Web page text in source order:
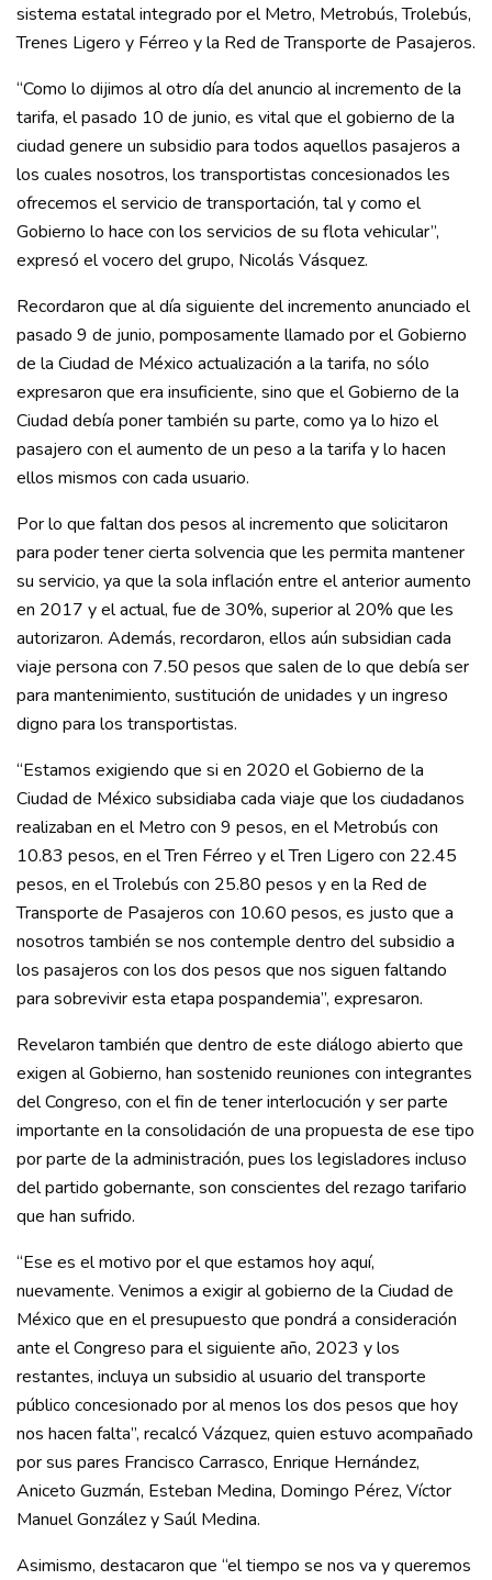
sistema estatal integrado por el Metro, Metrobús, Trolebús,
Trenes Ligero y Férreo y la Red de Transporte de Pasajeros.
“Como lo dijimos al otro día del anuncio al incremento de la
tarifa, el pasado 10 de junio, es vital que el gobierno de la
ciudad genere un subsidio para todos aquellos pasajeros a
los cuales nosotros, los transportistas concesionados les
ofrecemos el servicio de transportación, tal y como el
Gobierno lo hace con los servicios de su flota vehicular”,
expresó el vocero del grupo, Nicolás Vásquez.
Recordaron que al día siguiente del incremento anunciado el
pasado 9 de junio, pomposamente llamado por el Gobierno
de la Ciudad de México actualización a la tarifa, no sólo
expresaron que era insuficiente, sino que el Gobierno de la
Ciudad debía poner también su parte, como ya lo hizo el
pasajero con el aumento de un peso a la tarifa y lo hacen
ellos mismos con cada usuario.
Por lo que faltan dos pesos al incremento que solicitaron
para poder tener cierta solvencia que les permita mantener
su servicio, ya que la sola inflación entre el anterior aumento
en 2017 y el actual, fue de 30%, superior al 20% que les
autorizaron. Además, recordaron, ellos aún subsidian cada
viaje persona con 7.50 pesos que salen de lo que debía ser
para mantenimiento, sustitución de unidades y un ingreso
digno para los transportistas.
“Estamos exigiendo que si en 2020 el Gobierno de la
Ciudad de México subsidiaba cada viaje que los ciudadanos
realizaban en el Metro con 9 pesos, en el Metrobús con
10.83 pesos, en el Tren Férreo y el Tren Ligero con 22.45
pesos, en el Trolebús con 25.80 pesos y en la Red de
Transporte de Pasajeros con 10.60 pesos, es justo que a
nosotros también se nos contemple dentro del subsidio a
los pasajeros con los dos pesos que nos siguen faltando
para sobrevivir esta etapa pospandemia”, expresaron.
Revelaron también que dentro de este diálogo abierto que
exigen al Gobierno, han sostenido reuniones con integrantes
del Congreso, con el fin de tener interlocución y ser parte
importante en la consolidación de una propuesta de ese tipo
por parte de la administración, pues los legisladores incluso
del partido gobernante, son conscientes del rezago tarifario
que han sufrido.
“Ese es el motivo por el que estamos hoy aquí,
nuevamente. Venimos a exigir al gobierno de la Ciudad de
México que en el presupuesto que pondrá a consideración
ante el Congreso para el siguiente año, 2023 y los
restantes, incluya un subsidio al usuario del transporte
público concesionado por al menos los dos pesos que hoy
nos hacen falta”, recalcó Vázquez, quien estuvo acompañado
por sus pares Francisco Carrasco, Enrique Hernández,
Aniceto Guzmán, Esteban Medina, Domingo Pérez, Víctor
Manuel González y Saúl Medina.
Asimismo, destacaron que “el tiempo se nos va y queremos